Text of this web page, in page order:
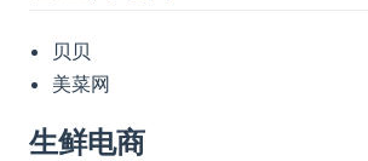
贝贝
美菜网
生鲜电商